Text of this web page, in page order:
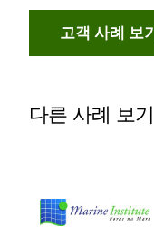
고객 사례 보기
다른 사례 보기